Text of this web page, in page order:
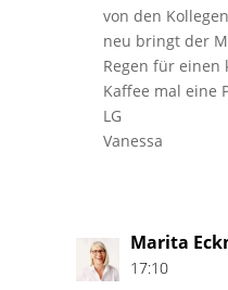
von den
neu bringt der
Regen für einen
Kaffee mal eine
LG
Vanessa
Marita
17:10